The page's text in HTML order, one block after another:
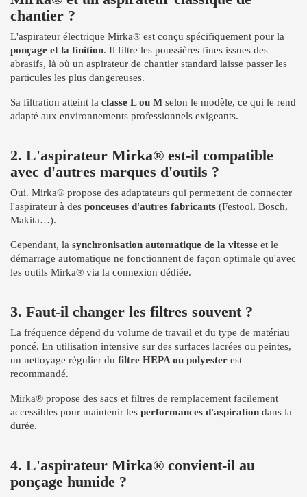
chantier ?
L'aspirateur électrique Mirka® est conçu spécifiquement pour la
ponçage et la finition. Il filtre les poussières fines issues des
abrasifs, là où un aspirateur de chantier standard laisse passer les
particules les plus dangereuses.
Sa filtration atteint la classe L ou M selon le modèle, ce qui le rend
adapté aux environnements professionnels exigeants.
2. L'aspirateur Mirka® est-il compatible
avec d'autres marques d'outils ?
Oui. Mirka® propose des adaptateurs qui permettent de connecter
l'aspirateur à des ponceuses d'autres fabricants (Festool, Bosch,
Makita…).
Cependant, la synchronisation automatique de la vitesse et le
démarrage automatique ne fonctionnent de façon optimale qu'avec
les outils Mirka® via la connexion dédiée.
3. Faut-il changer les filtres souvent ?
La fréquence dépend du volume de travail et du type de matériau
poncé. En utilisation intensive sur des surfaces lacrées ou peintes,
un nettoyage régulier du filtre HEPA ou polyester est
recommandé.
Mirka® propose des sacs et filtres de remplacement facilement
accessibles pour maintenir les performances d'aspiration dans la
durée.
4. L'aspirateur Mirka® convient-il au
ponçage humide ?